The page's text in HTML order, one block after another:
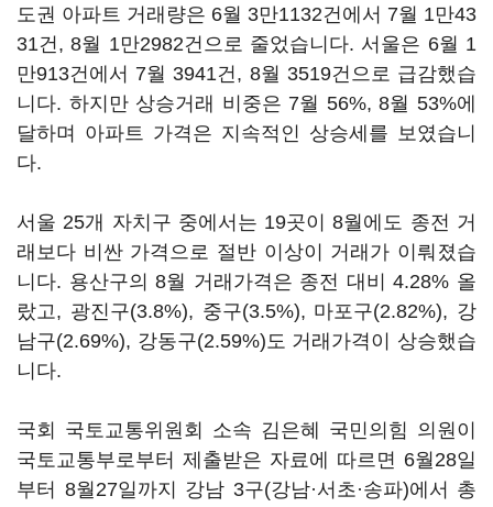
도권 아파트 거래량은 6월 3만1132건에서 7월 1만43
31건, 8월 1만2982건으로 줄었습니다. 서울은 6월 1
만913건에서 7월 3941건, 8월 3519건으로 급감했습
니다. 하지만 상승거래 비중은 7월 56%, 8월 53%에
달하며 아파트 가격은 지속적인 상승세를 보였습니
다.
서울 25개 자치구 중에서는 19곳이 8월에도 종전 거
래보다 비싼 가격으로 절반 이상이 거래가 이뤄졌습
니다. 용산구의 8월 거래가격은 종전 대비 4.28% 올
랐고, 광진구(3.8%), 중구(3.5%), 마포구(2.82%), 강
남구(2.69%), 강동구(2.59%)도 거래가격이 상승했습
니다.
국회 국토교통위원회 소속 김은혜 국민의힘 의원이
국토교통부로부터 제출받은 자료에 따르면 6월28일
부터 8월27일까지 강남 3구(강남·서초·송파)에서 총